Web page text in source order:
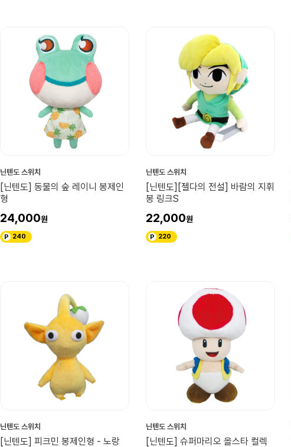
닌텐도 스위치
[닌텐도] 동물의 숲 레이니 봉제인
형
24,000
240
닌텐도 스위치
[닌텐도][젤다의 전설] 바람의 지휘
봉 링크S
22,000
220
닌텐도 스위치
[닌텐도] 피크민 봉제인형 - 노랑
닌텐도 스위치
[닌텐도] 슈퍼마리오 올스타 컬렉